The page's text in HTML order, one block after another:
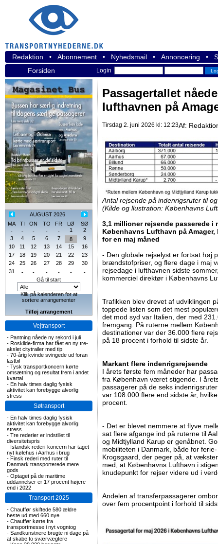
Redaktion • Abonnement • Nyhedsmail • Annoncering •
Forsiden
Login
AUGUST 2026
MA
TI ON TO FR LØ
SØ
-
- - - - 1
2
3
4 5 6 7 8
9
10
11 12 13 14 15
16
17
18 19 20 21 22
23
24
25 26 27 28 29
30
31
- - - - -
-
Gå til start
Klik på kalenderen for at
sortere arrangementer
Tilføj arrangement
Vejtransport
- Pantning nåede ny rekord i juli
- Roskilde-firma har fået en ny tre-
akslet citytrailer med tip
- 70-årig kvinde svingede ud foran
lastbil
- Tysk transportkoncern kørte
omsætning og resultat frem i andet
kvartal
- En halv times daglig fysisk
aktivitet kan forebygge alvorlig
stress
Søtransport
- En halv times daglig fysisk
aktivitet kan forebygge alvorlig
stress
- Tre rederier er indstillet til
diversitetspris
- Islandsk rederi-koncern har taget
nyt kølehus i Aarhus i brug
- Finsk rederi med ruter til
Danmark transporterede mere
gods
- Optaget på de maritime
uddannelser er 17 procent højere
end i 2022
Transport 2025
- Chauffør skiftede 580 ældre
heste ud med 660 nye
- Chauffør kørte fra
transportmesse i nyt vogntog
- Sandkunstnere brugte ni dage på
at skabe to sværvægtere
Passagertallet
lufthavnen på
Tirsdag 2. juni 2026 kl: 12:23Af:
Antal rejsende på indenrigsruter til
(Kilde og llustration: Københavns
3,1 millioner rejsende passerede i
Københavns Lufthavn på
for en maj måned
- Den globale rejselyst er fortsat høj
brændstofpriser, og flere dage i maj
rejsedage i lufthavnen sidste
kommerciel direktør i Københavns
Trafikken blev drevet af udviklingen
toppede listen som det mest
det mod syd var Italien, der med
fremgang. På ruterne mellem
destinationer var der 36.000 flere
på 18 procent i forhold til sidste år.
Markant flere indenrigsrejsende
I årets første fem måneder har
fra København været stigende. I
passagerer på de seks
var 108.000 flere end sidste år,
procent.
- Det er blevet nemmere at flyve
sat flere afgange ind på ruterne til
og Midtjylland Karup er genåbnet.
mobiliteten i Danmark, både for
Krogsgaard, der peger på, at
med, at Københavns Lufthavn i
knudepunkt for rejser videre ud i
Andelen af transferpassagerer
over fem procentpoint i forhold til